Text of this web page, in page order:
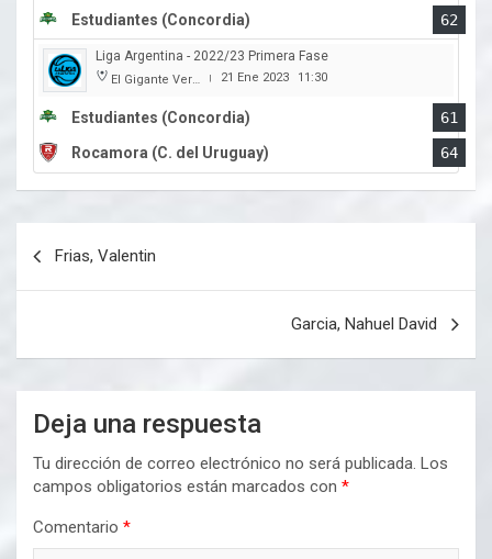
Estudiantes (Concordia)
62
Liga Argentina - 2022/23 Primera Fase
El Gigante Verde | 21 Ene 2023 11:30
Estudiantes (Concordia)
61
Rocamora (C. del Uruguay)
64
Frias, Valentin
Garcia, Nahuel David
Deja una respuesta
Tu dirección de correo electrónico no será publicada. Los
campos obligatorios están marcados con *
Comentario *